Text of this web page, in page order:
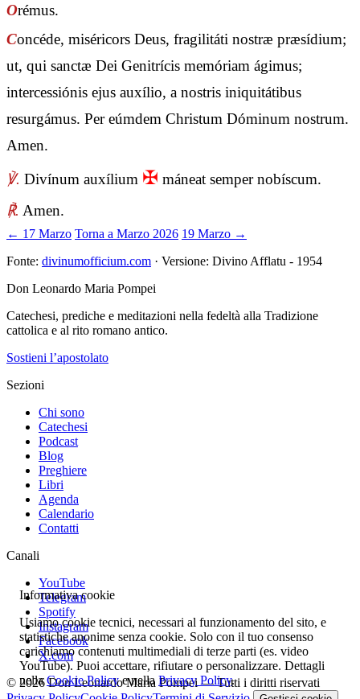
Orémus.
Concéde, miséricors Deus, fragilitáti nostræ præsídium;
ut, qui sanctæ Dei Genitrícis memóriam ágimus;
intercessiónis ejus auxílio, a nostris iniquitátibus
resurgámus. Per eúmdem Christum Dóminum nostrum.
Amen.
℣. Divínum auxílium ✠ máneat semper nobíscum.
℟. Amen.
← 17 Marzo Torna a Marzo 2026 19 Marzo →
Fonte: divinumofficium.com · Versione: Divino Afflatu - 1954
Don Leonardo Maria Pompei
Catechesi, prediche e meditazioni nella fedeltà alla Tradizione
cattolica e al rito romano antico.
Sostieni l’apostolato
Sezioni
Chi sono
Catechesi
Podcast
Blog
Preghiere
Libri
Agenda
Calendario
Contatti
Canali
YouTube
Telegram
Spotify
Instagram
Facebook
X.com
© 2026 Don Leonardo Maria Pompei — Tutti i diritti riservati
Informativa cookie
Usiamo cookie tecnici, necessari al funzionamento del sito, e
statistiche anonime senza cookie. Solo con il tuo consenso
carichiamo contenuti multimediali di terze parti (es. video
YouTube). Puoi accettare, rifiutare o personalizzare. Dettagli
nellaCookie Policye nella Privacy Policy.